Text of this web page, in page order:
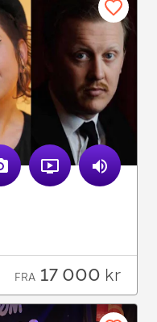
FRA 17 000 kr